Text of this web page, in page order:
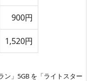
900円
1,520円
ン」5GB を「ライトスター